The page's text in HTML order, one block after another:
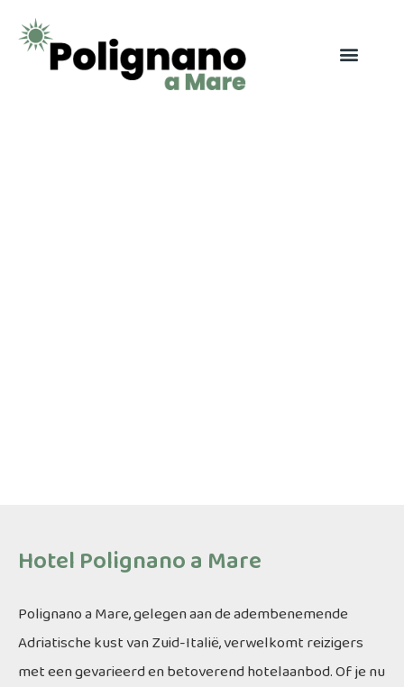
Hotel Polignano a Mare
Polignano a Mare, gelegen aan de adembenemende
Adriatische kust van Zuid-Italië, verwelkomt reizigers
met een gevarieerd en betoverend hotelaanbod. Of je nu